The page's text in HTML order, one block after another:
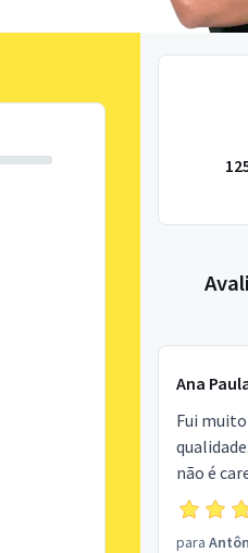
Ana
Fui
não é
para